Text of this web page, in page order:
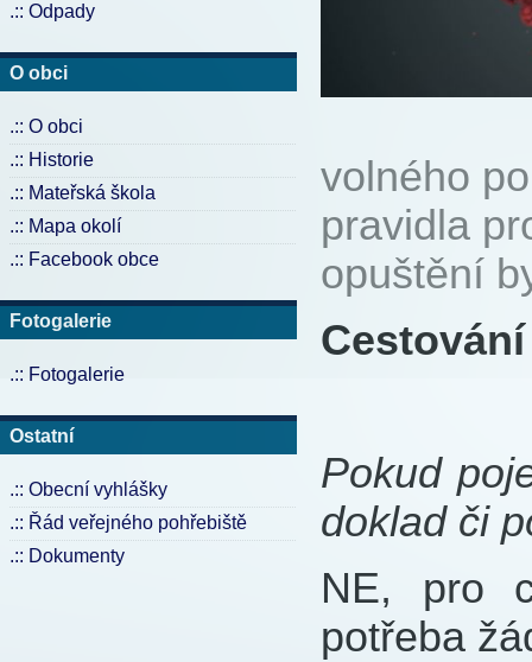
.:: Odpady
O obci
.:: O obci
.:: Historie
.:: Mateřská škola
.:: Mapa okolí
.:: Facebook obce
Fotogalerie
.:: Fotogalerie
Ostatní
.:: Obecní vyhlášky
.:: Řád veřejného pohřebiště
.:: Dokumenty
volného
pravidla
opuštění
Pokud
doklad či
NE, pro
potřeba